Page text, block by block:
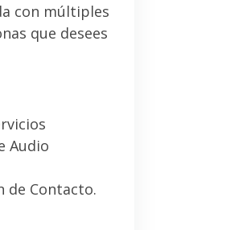
con múltiples
que desees
Audio
de Contacto.